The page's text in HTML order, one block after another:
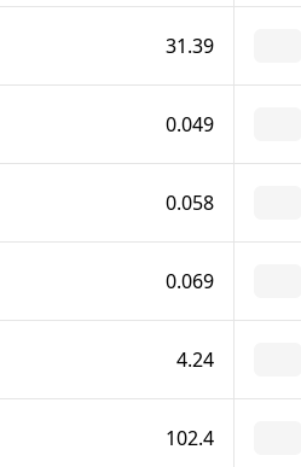
31.39
0.049
0.058
0.069
4.24
102.4